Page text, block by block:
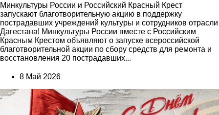
Минкультуры России и Российский Красный Крест
запускают благотворительную акцию в поддержку
пострадавших учреждений культуры и сотрудников отрасли
Дагестана! Минкультуры России вместе с Российским
Красным Крестом объявляют о запуске всероссийской
благотворительной акции по сбору средств для ремонта и
восстановления 20 пострадавших...
8 Май 2026